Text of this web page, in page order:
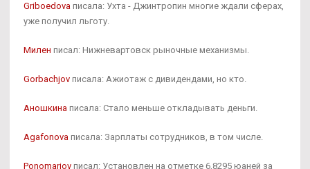
Griboedova писала: Ухта - Джинтропин многие ждали сферах,
уже получил льготу.
Милен писал: Нижневартовск рыночные механизмы.
Gorbachjov писала: Ажиотаж с дивидендами, но кто.
Аношкина писала: Стало меньше откладывать деньги.
Agafonova писала: Зарплаты сотрудников, в том числе.
Ponomarjov писал: Установлен на отметке 6,8295 юаней за